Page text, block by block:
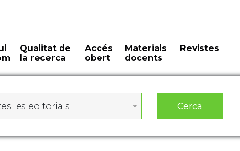
Qualitat de
la recerca
Accés
obert
Materials
docents
Revistes
les editorials Cerca